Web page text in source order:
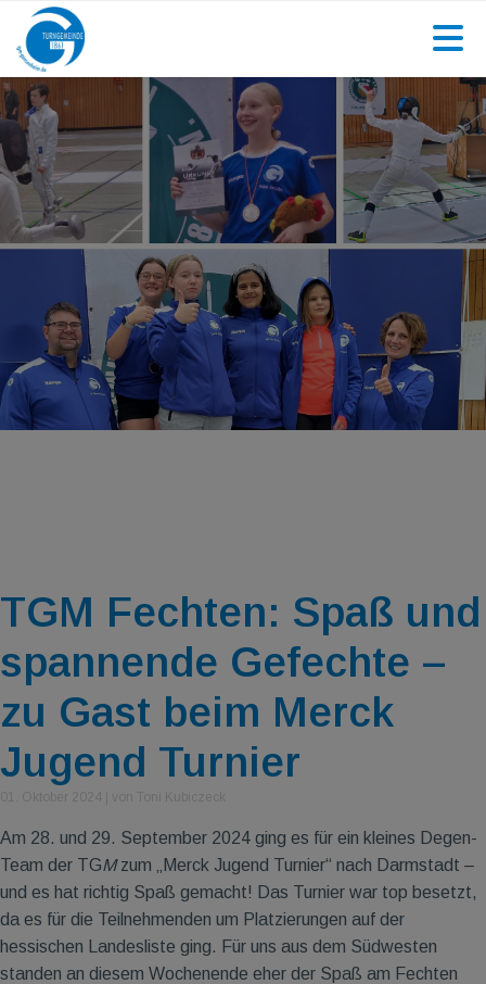
TGM Fechten: Spaß und
spannende Gefechte –
zu Gast beim Merck
Jugend Turnier
Am 28. und 29. September 2024 ging es für ein kleines Degen-
Team der TGMzum „Merck Jugend Turnier“ nach Darmstadt –
und es hat richtig Spaß gemacht! Das Turnier war top besetzt,
da es für die Teilnehmenden um Platzierungen auf der
hessischen Landesliste ging. Für uns aus dem Südwesten
standen an diesem Wochenende eher der Spaß am Fechten